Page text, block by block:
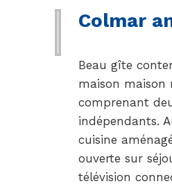
Colmar
Beau gîte
maison maison
comprenant
indépendants.
cuisine
ouverte sur
télévision